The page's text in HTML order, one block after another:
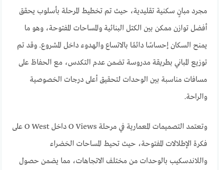
مجرد مبانٍ سكنية تقليدية، حيث تم تخطيط المرحلة بأسلوب يحقق
أفضل توازن ممكن بين الكتل البنائية والمساحات المفتوحة، وهو ما
يمنح السكان إحساسًا دائمًا بالاتساع والهدوء داخل المشروع. وقد تم
توزيع المباني بطريقة مدروسة تضمن عدم التكدس، مع الحفاظ على
مسافات مناسبة بين الوحدات لتحقيق أعلى درجات الخصوصية
والراحة.
وتعتمد التصميمات المعمارية في مرحلة O Views داخل O West على
فكرة الإطلالات المفتوحة، حيث تحيط المساحات الخضراء
واللاندسكيب بالوحدات من مختلف الاتجاهات، مما يضمن حصول